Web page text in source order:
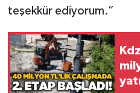
teşekkür ediyorum.”